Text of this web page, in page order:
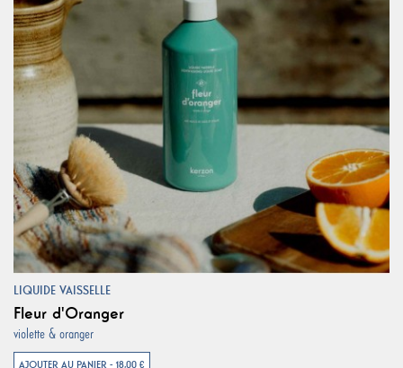
LIQUIDE VAISSELLE
Fleur d'Oranger
violette & oranger
AJOUTER AU PANIER - 18,00 €